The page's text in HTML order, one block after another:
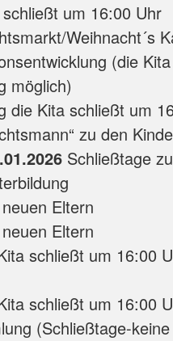
um 16:00 Uhr
Weihnacht´s
(die
möglich)
die Kita schließt um
zu den
Schließtage
Eltern
Eltern
schließt um 16:00
schließt um 16:00
(Schließtage-